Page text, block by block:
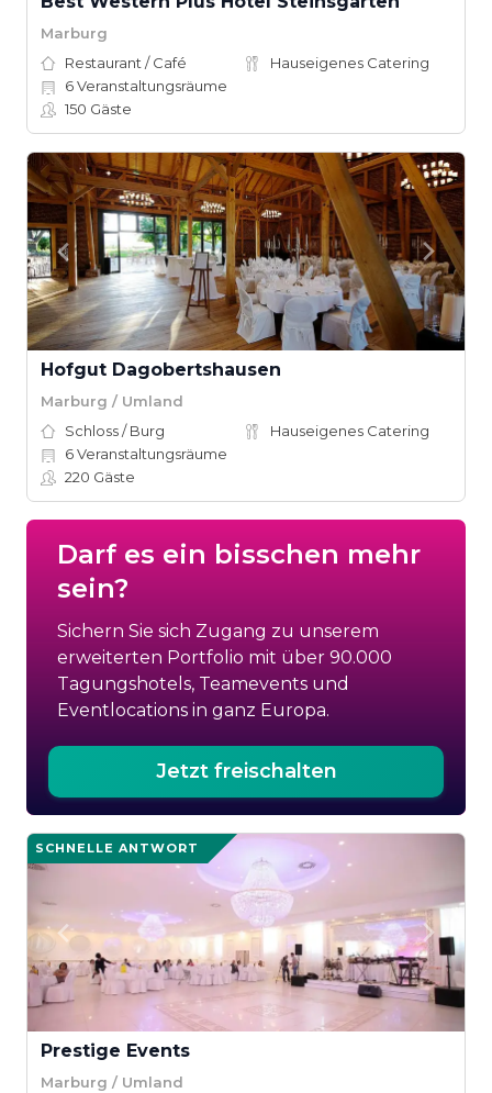
Marburg
Restaurant / Café
Hauseigenes Catering
6Veranstaltungsräume
150 Gäste
Hofgut Dagobertshausen
Marburg / Umland
Schloss / Burg
Hauseigenes Catering
6Veranstaltungsräume
220 Gäste
Darf es ein bisschen mehr
sein?
Sichern Sie sich Zugang zu unserem
erweiterten Portfolio mit über 90.000
Tagungshotels, Teamevents und
Eventlocations in ganz Europa.
Jetzt freischalten
SCHNELLE ANTWORT
Prestige Events
Marburg / Umland